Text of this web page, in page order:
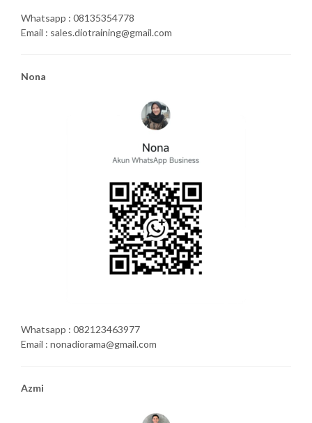
Whatsapp : 08135354778
Email : sales.diotraining@gmail.com
Nona
Whatsapp : 082123463977
Email : nonadiorama@gmail.com
Azmi